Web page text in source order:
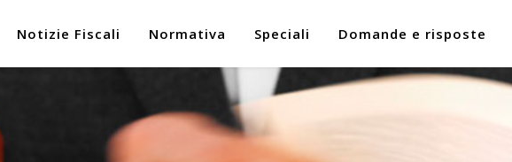
Notizie Fiscali Normativa Speciali Domande e risposte